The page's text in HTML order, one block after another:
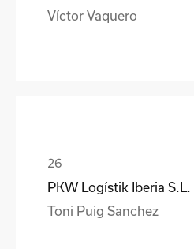
Víctor Vaquero
PKW Logístik Iberia S.L.
Toni Puig Sanchez